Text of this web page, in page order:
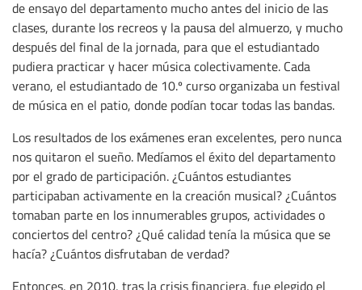
de ensayo del departamento mucho antes del inicio de las
clases, durante los recreos y la pausa del almuerzo, y mucho
después del final de la jornada, para que el estudiantado
pudiera practicar y hacer música colectivamente. Cada
verano, el estudiantado de 10.º curso organizaba un festival
de música en el patio, donde podían tocar todas las bandas.
Los resultados de los exámenes eran excelentes, pero nunca
nos quitaron el sueño. Medíamos el éxito del departamento
por el grado de participación. ¿Cuántos estudiantes
participaban activamente en la creación musical? ¿Cuántos
tomaban parte en los innumerables grupos, actividades o
conciertos del centro? ¿Qué calidad tenía la música que se
hacía? ¿Cuántos disfrutaban de verdad?
Entonces, en 2010, tras la crisis financiera, fue elegido el